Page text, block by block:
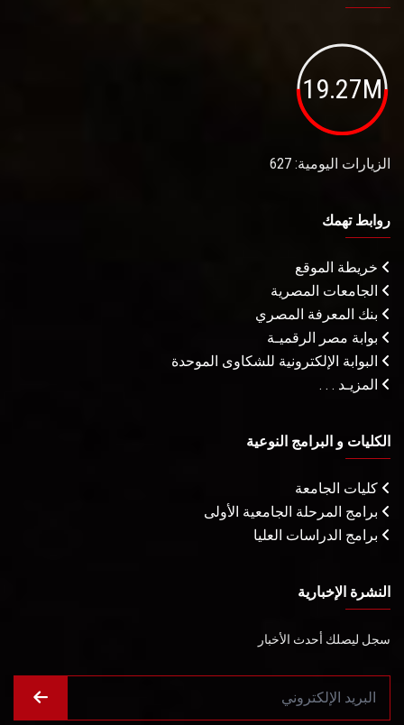
19.27M
الزيارات اليومية: 627
روابط تهمك
خريطة الموقع
الجامعات المصرية
بنك المعرفة المصري
بوابة مصر الرقميـة
البوابة الإلكترونية للشكاوى الموحدة
المزيـد . . .
الكليات و البرامج النوعية
كليات الجامعة
برامج المرحلة الجامعية الأولى
برامج الدراسات العليا
النشرة الإخبارية
سجل ليصلك أحدث الأخبار